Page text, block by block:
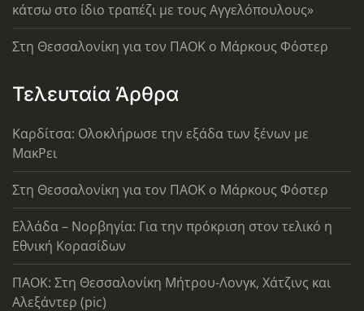
κάτσω στο ίδιο τραπέζι με τους Αγγελόπουλους»
Στη Θεσσαλονίκη για τον ΠΑΟΚ ο Μάρκους Φόστερ
Τελευταία Άρθρα
Καρδίτσα: Ολοκλήρωσε την εξάδα των ξένων με
ΜακΡει
Στη Θεσσαλονίκη για τον ΠΑΟΚ ο Μάρκους Φόστερ
Ελλάδα – Νορβηγία: Για την πρόκριση στον τελικό η
Εθνική Κορασίδων
ΠΑΟΚ: Στη Θεσσαλονίκη Μήτρου-Λονγκ, Χάτζινς και
Αλεξάντερ (pic)